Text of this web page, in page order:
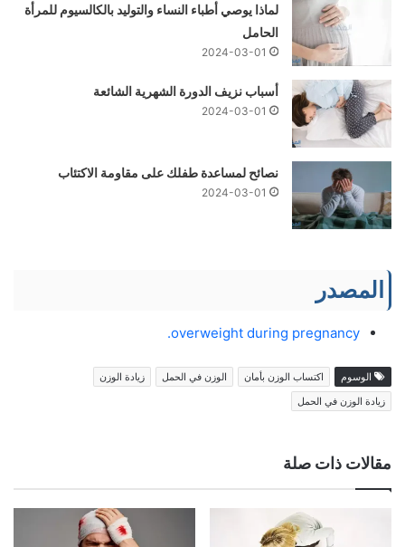
لماذا يوصي أطباء النساء والتوليد بالكالسيوم للمرأة
الحامل
2024-03-01
أسباب نزيف الدورة الشهرية الشائعة
2024-03-01
نصائح لمساعدة طفلك على مقاومة الاكتئاب
2024-03-01
المصدر
overweight during pregnancy.
الوسوم اكتساب الوزن بأمان الوزن في الحمل
زيادة الوزن
زيادة الوزن في الحمل
مقالات ذات صلة